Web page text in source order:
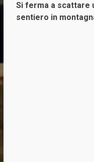
Si ferma a scattare
sentiero in